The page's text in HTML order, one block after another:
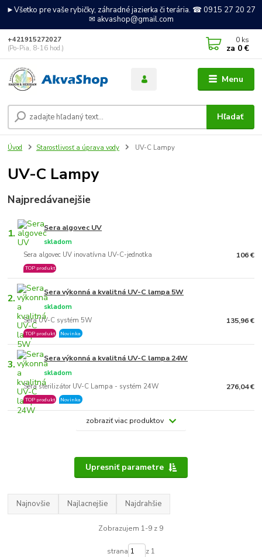
►Všetko pre vaše rybičky, záhradné jazierka či terária. ☎ 0915 27 20 27
✉ akvashop@gmail.com
Menu
Hľadať
+421915272027
(Po-Pia, 8-16 hod.)
0 ks
za 0 €
Úvod Starostlivosť a úprava vody UV-C Lampy
UV-C Lampy
Najpredávanejšie
1. Sera algovec UV
Sera algovec UV inovatívna UV-C-jednotka
skladom
TOP produkt
106 €
2. Sera výkonná a kvalitná UV-C lampa 5W
Sera UV-C systém 5W
skladom
TOP produkt Novinka
135,96 €
3. Sera výkonná a kvalitná UV-C lampa 24W
Sera sterilizátor UV-C Lampa - systém 24W
skladom
TOP produkt Novinka
276,04 €
zobraziť viac produktov
Upresniť parametre
Najnovšie Najlacnejšie Najdrahšie
Zobrazujem 1-9 z 9
strana z 1